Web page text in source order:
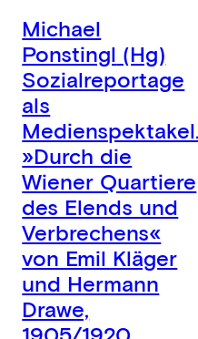
Michael
Ponstingl (Hg)
Sozialreportage
als
Medienspektakel.
»Durch die
Wiener Quartiere
des Elends und
Verbrechens«
von Emil Kläger
und Hermann
Drawe,